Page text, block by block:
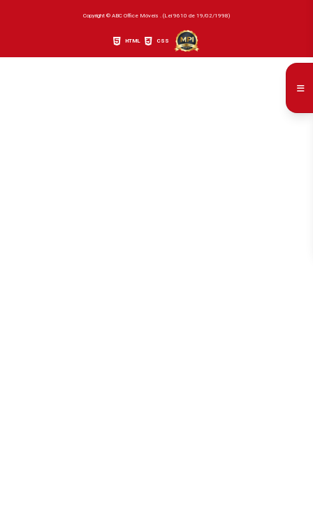
Copyright © ABC Office Móveis . (Lei 9610 de 19/02/1998)
HTML CSS